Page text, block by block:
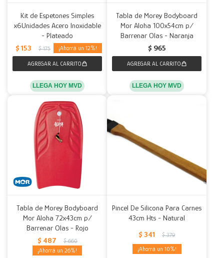
Kit de Espetones Simples
x6Unidades Acero Inoxidable
- Plateado
$ 153 $ 175 12
LLEGA HOY MVD
Tabla de Morey Bodyboard
Mor Aloha 100x54cm p/
Barrenar Olas - Naranja
$ 965
LLEGA HOY MVD
Tabla de Morey Bodyboard
Mor Aloha 72x43cm p/
Barrenar Olas - Rojo
$ 487 $ 660
26
Pincel De Silicona Para Carnes
43cm Hts - Natural
$ 341 $ 379
10